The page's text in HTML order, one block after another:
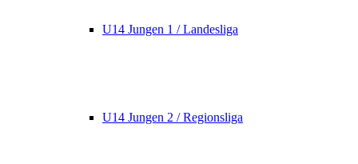
U14 Jungen 1 / Landesliga
U14 Jungen 2 / Regionsliga